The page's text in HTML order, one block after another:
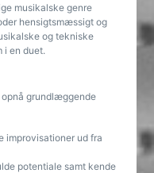
musikalske genre
hensigtsmæssigt og
og tekniske
i en duet.
opnå grundlæggende
improvisationer ud fra
potentiale samt kende